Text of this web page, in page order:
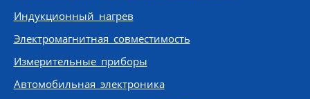
Индукционный нагрев
Электромагнитная совместимость
Измерительные приборы
Автомобильная электроника